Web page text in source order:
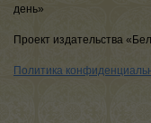
день»
Проект издательства
Политика